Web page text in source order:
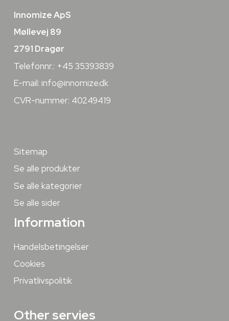
Innomize ApS
Møllevej 89
2791 Dragør
Telefonnr.: +45 35393839
E-mail: info@innomize.dk
CVR-nummer: 40249419
Sitemap
Se alle produkter
Se alle kategorier
Se alle sider
Information
Handelsbetingelser
Cookies
Privatlivspolitik
Other servies